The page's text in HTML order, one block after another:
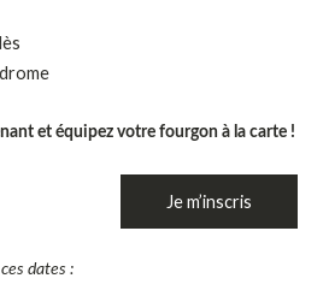
et équipez votre fourgon à la carte !
Je m’inscris
dates :